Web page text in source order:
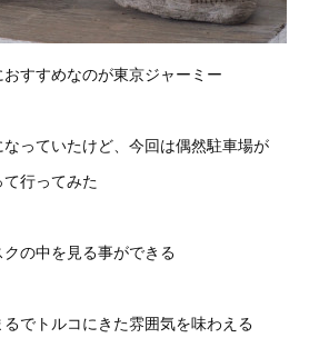
すすめなのが東京ジャーミー
っていたけど、今回は偶然駐車場が
行ってみた
の中を見る事ができる
でトルコにきた雰囲気を味わえる